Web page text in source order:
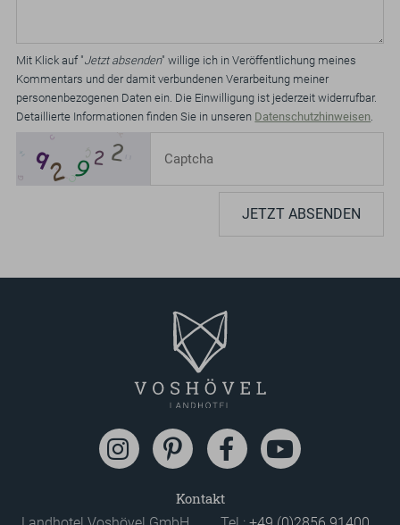
Mit Klick auf "Jetzt absenden" willige ich in Veröffentlichung meines
Kommentars und der damit verbundenen Verarbeitung meiner
personenbezogenen Daten ein. Die Einwilligung ist jederzeit widerrufbar.
Detaillierte Informationen finden Sie in unseren Datenschutzhinweisen
JETZT ABSENDEN
Kontakt